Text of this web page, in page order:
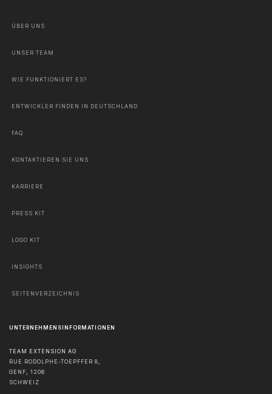
ÜBER UNS
UNSER TEAM
WIE FUNKTIONIERT ES?
ENTWICKLER FINDEN IN DEUTSCHLAND
FAQ
KONTAKTIEREN SIE UNS
KARRIERE
PRESS KIT
LOGO KIT
INSIGHTS
SEITENVERZEICHNIS
UNTERNEHMENSINFORMATIONEN
TEAM EXTENSION AG
RUE RODOLPHE-TOEPFFER 8,
GENF, 1206
SCHWEIZ